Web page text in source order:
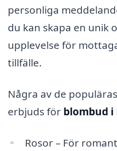
personliga
du kan skapa en unik
upplevelse för
tillfälle.
Några av de
erbjuds för blombud i
Rosor – För